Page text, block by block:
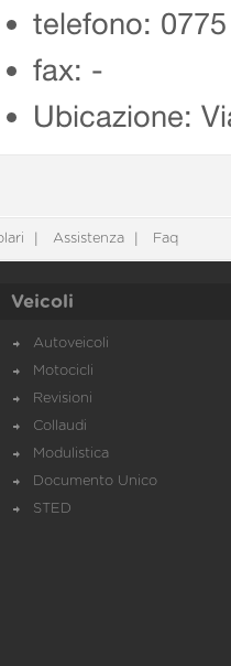
telefono:
fax: -
Ubicazione:
Assistenza Faq
Veicoli
Autoveicoli
Motocicli
Revisioni
Collaudi
Modulistica
Documento Unico
STED